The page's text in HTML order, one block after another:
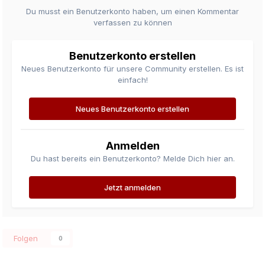
Du musst ein Benutzerkonto haben, um einen Kommentar
verfassen zu können
Benutzerkonto erstellen
Neues Benutzerkonto für unsere Community erstellen. Es ist
einfach!
Neues Benutzerkonto erstellen
Anmelden
Du hast bereits ein Benutzerkonto? Melde Dich hier an.
Jetzt anmelden
Folgen 0